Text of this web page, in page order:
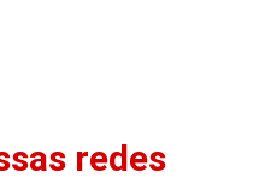
redes